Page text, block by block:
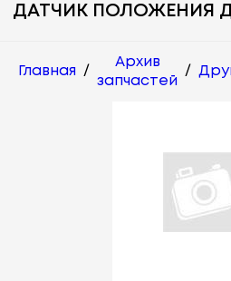
ДАТЧИК ПОЛОЖЕНИЯ
Главная /
Архив
запчастей
/